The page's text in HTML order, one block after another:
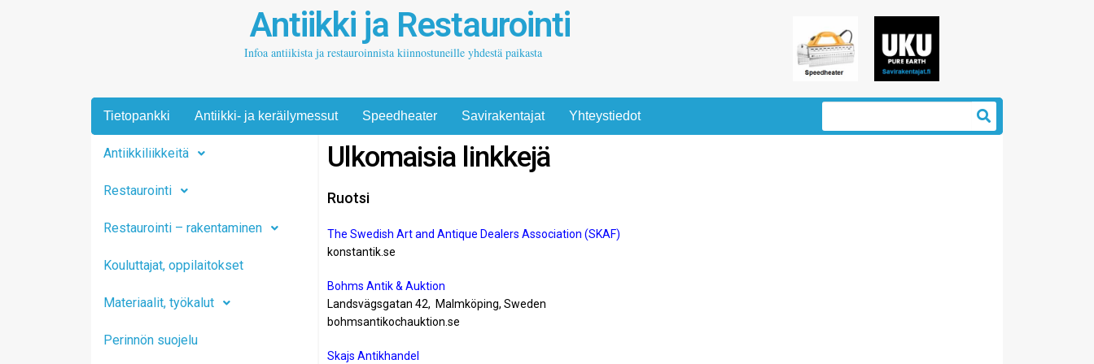
Antiikki ja Restaurointi
Infoa antiikista ja restauroinnista kiinnostuneille yhdestä paikasta
Tietopankki Antiikki- ja keräilymessut Speedheater Savirakentajat Yhteystiedot
Antiikkiliikkeitä
Restaurointi
Restaurointi – rakentaminen
Kouluttajat, oppilaitokset
Materiaalit, työkalut
Perinnön suojelu
Ulkomaisia linkkejä
Ruotsi
The Swedish Art and Antique Dealers Association (SKAF)
konstantik.se
Bohms Antik & Auktion
Landsvägsgatan 42, Malmköping, Sweden
bohmsantikochauktion.se
Skajs Antikhandel